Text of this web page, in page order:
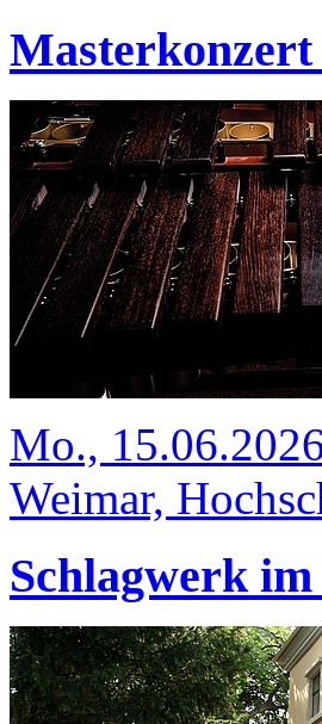
Mo.,
Weimar,
Schlagwerk